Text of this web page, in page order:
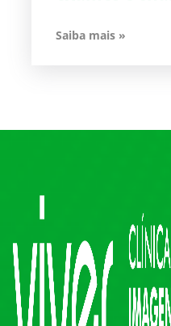
Saiba mais »